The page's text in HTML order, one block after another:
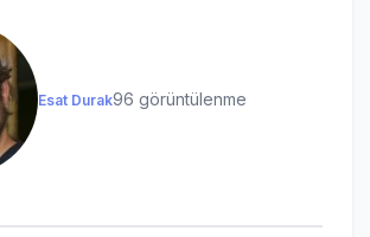
Esat Durak96 görüntülenme